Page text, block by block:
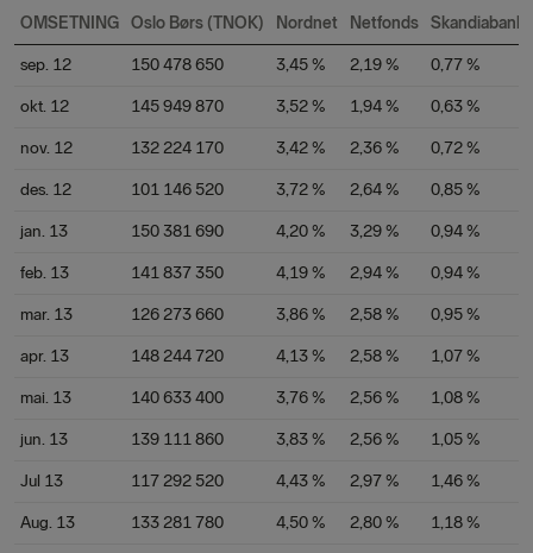
OMSETNING Oslo Børs (TNOK) Nordnet Netfonds
sep. 12 150 478 650 3,45 % 2,19 % 0,77 %
okt. 12 145 949 870 3,52 % 1,94 % 0,63 %
nov. 12 132 224 170 3,42 % 2,36 % 0,72 %
des. 12 101 146 520 3,72 % 2,64 % 0,85 %
jan. 13 150 381 690 4,20 % 3,29 % 0,94 %
feb. 13 141 837 350 4,19 % 2,94 % 0,94 %
mar. 13 126 273 660 3,86 % 2,58 % 0,95 %
apr. 13 148 244 720 4,13 % 2,58 % 1,07 %
mai. 13 140 633 400 3,76 % 2,56 % 1,08 %
jun. 13 139 111 860 3,83 % 2,56 % 1,05 %
Jul 13 117 292 520 4,43 % 2,97 % 1,46 %
Aug. 13 133 281 780 4,50 % 2,80 % 1,18 %